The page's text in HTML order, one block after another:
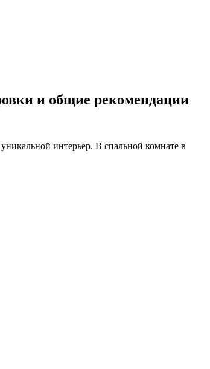
и общие рекомендации
интерьер. В спальной комнате в